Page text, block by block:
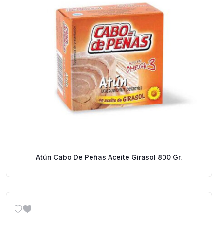
Atún Cabo De Peñas Aceite Girasol 800 Gr.